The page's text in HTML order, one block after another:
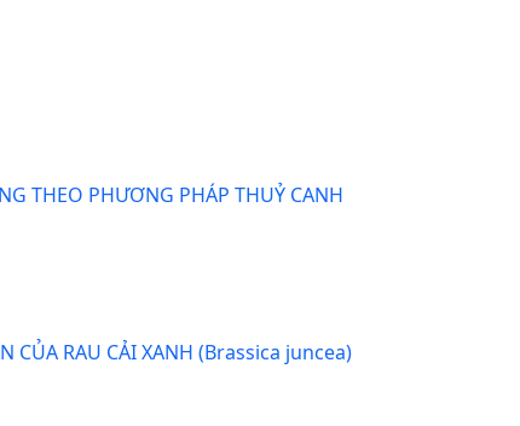
THEO PHƯƠNG PHÁP THUỶ CANH
CỦA RAU CẢI XANH (Brassica juncea)